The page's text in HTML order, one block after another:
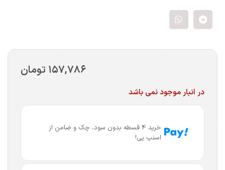
۱۵۷,۷۸۶ تومان
در انبار موجود نمی باشد
خرید 4 قسطه بدون سود، چک و ضامن از
اسنپ پی!